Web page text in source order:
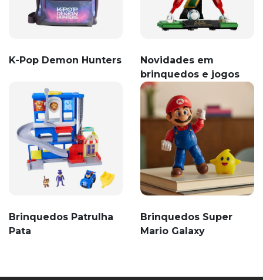
K-Pop Demon Hunters
Novidades em
brinquedos e jogos
Brinquedos Patrulha
Pata
Brinquedos Super
Mario Galaxy